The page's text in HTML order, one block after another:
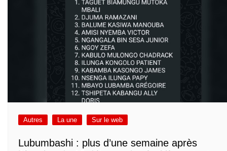
Autres La une Sur le web
Lubumbashi : plus d’une semaine après